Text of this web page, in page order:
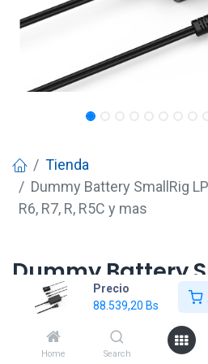
Precio
88.539,20 Bs
Home Search
Tienda
Dummy Battery SmallRig
R6, R7, R, R5C y mas
Dummy Battery
E6NH para Canon
R5C y mas